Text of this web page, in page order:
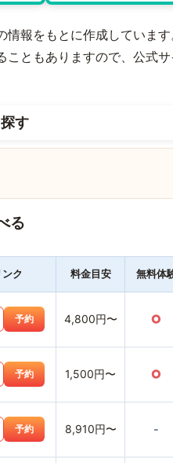
情報をもとに作成していま
ともありますので、公式サ
す
る
ンク 料金目安 無料体
予約 4,800円〜 ○
予約 1,500円〜 ○
予約 8,910円〜 -